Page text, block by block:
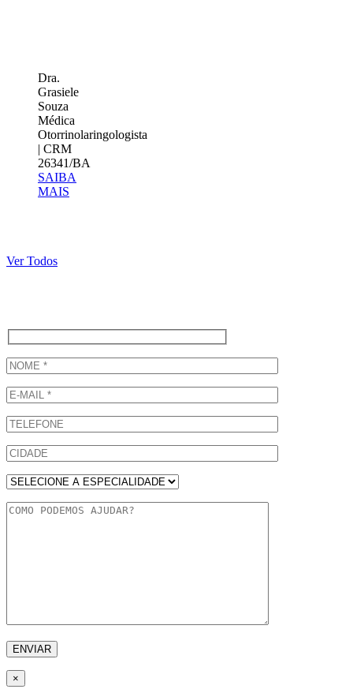
Dra.
Grasiele
Souza
Médica
Otorrinolaringologista
| CRM
26341/BA
SAIBA
MAIS
Ver Todos
×